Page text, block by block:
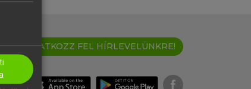
IRATKOZZ FEL HÍRLEVELÜNKRE!